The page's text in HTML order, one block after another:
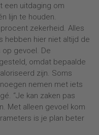
een uitdaging om
lijn te houden.
zekerheid. Alles
hebben hier niet altijd de
op gevoel. De
omdat bepaalde
zijn. Soms
nemen met iets
“Je kan zaken pas
Met alleen gevoel kom
is je plan beter